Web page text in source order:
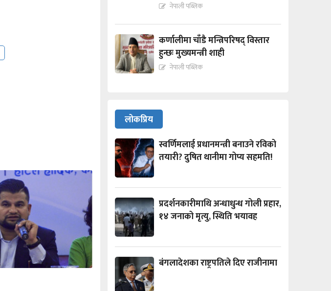
नेपाली पब्लिक
कर्णालीमा चाँडै मन्त्रिपरिषद् विस्तार
हुन्छः मुख्यमन्त्री शाही
नेपाली पब्लिक
लोकप्रिय
स्वर्णिमलाई प्रधानमन्त्री बनाउने रविको
तयारी? दुषित थानीमा गोप्य सहमति!
प्रदर्शनकारीमाथि अन्धाधुन्ध गोली प्रहार,
१४ जनाको मृत्यु, स्थिति भयावह
बंगलादेशका राष्ट्रपतिले दिए राजीनामा